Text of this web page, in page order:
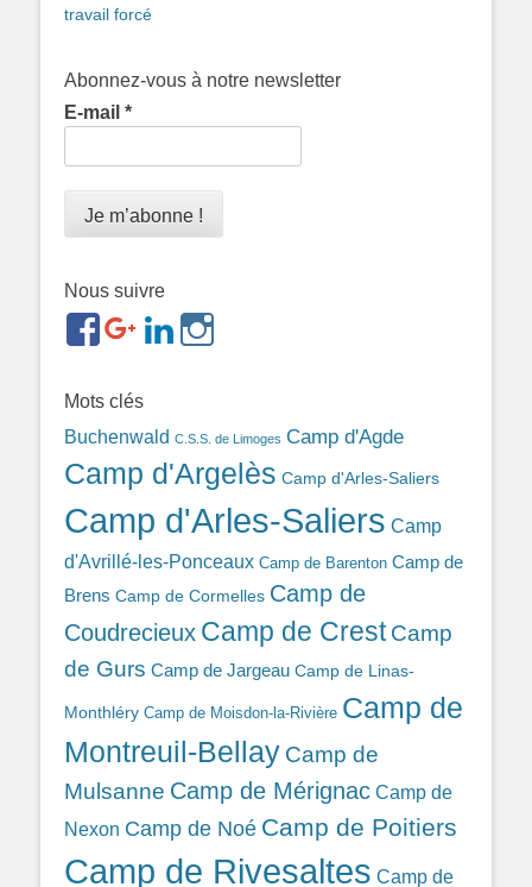
travail forcé
Abonnez-vous à notre newsletter
E-mail *
Nous suivre
https://www.facebook.com/groups/
ref=br_rs
https://plus.google.com/b/
https://www.linkedin.com/in/gigi-
bonin-
Mots clés
Buchenwald C.S.S. de Limoges Camp d'Agde
Camp d'Argelès Camp d'Arles-Saliers
Camp d'Arles-Saliers Camp
d'Avrillé-les-Ponceaux Camp de Barenton Camp de
Brens Camp de Cormelles Camp de
Coudrecieux Camp de Crest Camp
de Gurs Camp de Jargeau Camp de Linas-
Monthléry Camp de Moisdon-la-Rivière Camp de
Montreuil-Bellay Camp de
Mulsanne Camp de Mérignac Camp de
Nexon Camp de Noé Camp de Poitiers
Camp de Rivesaltes Camp de